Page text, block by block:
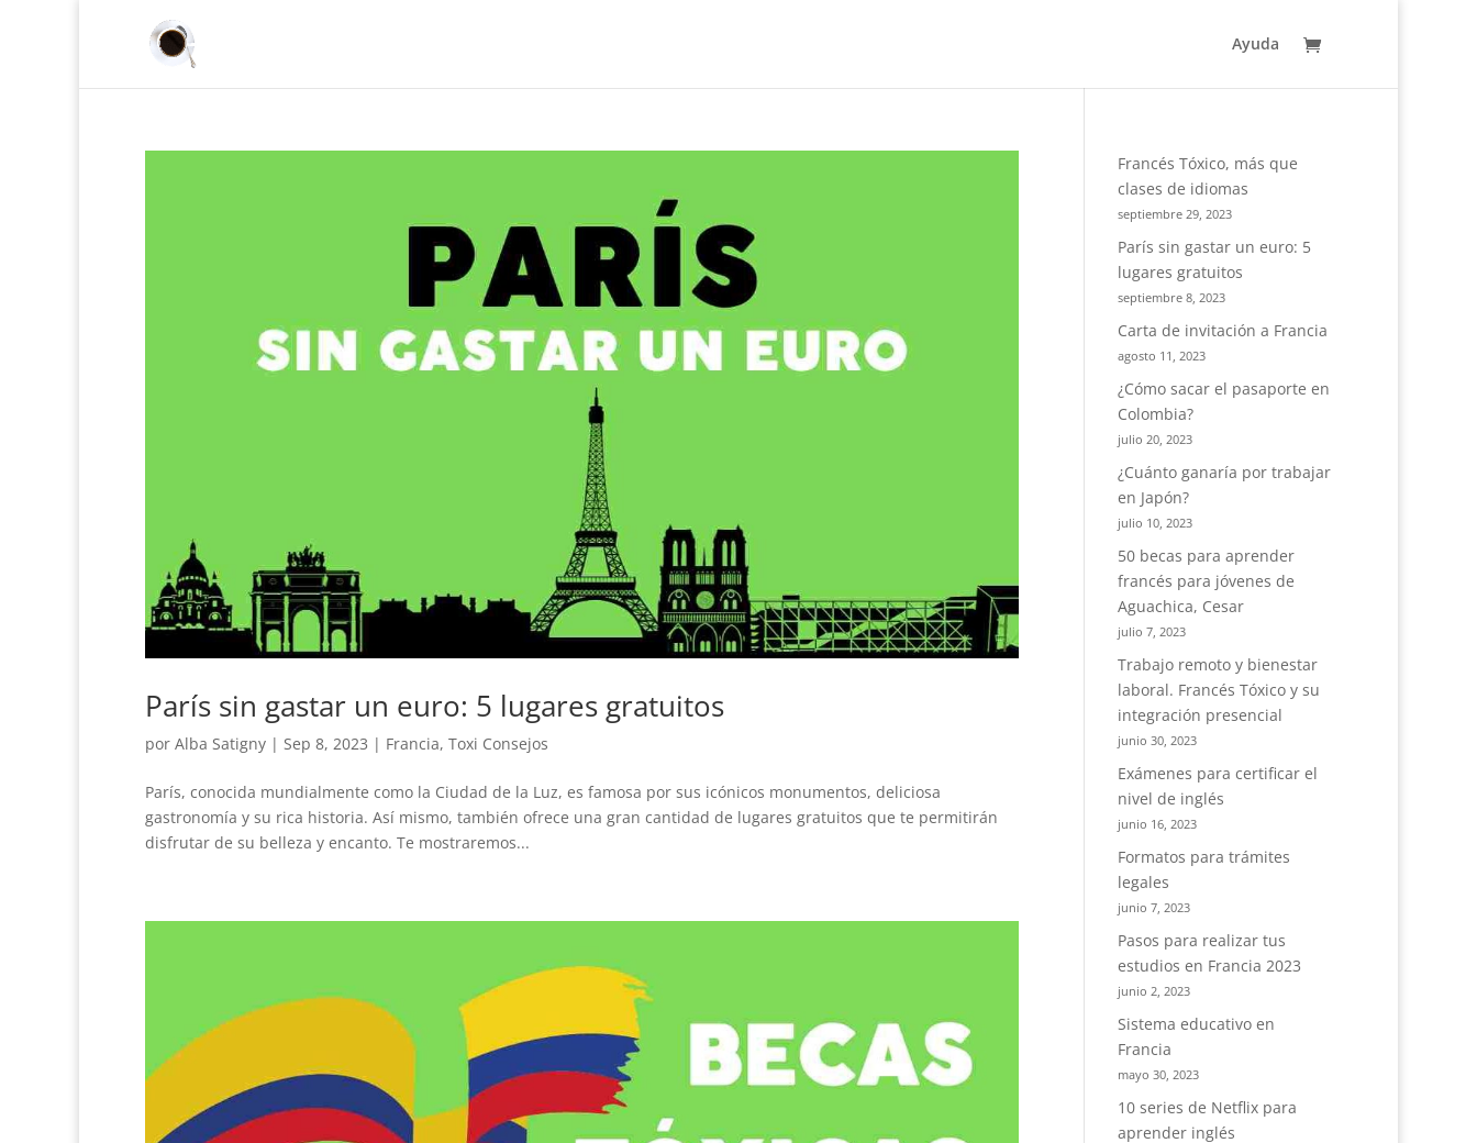
Ayuda
París sin gastar un euro: 5 lugares gratuitos
por Alba Satigny | Sep 8, 2023 | Francia, Toxi Consejos
París, conocida mundialmente como la Ciudad de la Luz, es famosa por sus icónicos monumentos, deliciosa
gastronomía y su rica historia. Así mismo, también ofrece una gran cantidad de lugares gratuitos que te permitirán
disfrutar de su belleza y encanto. Te mostraremos...
Francés Tóxico, más que
clases de idiomas
septiembre 29, 2023
París sin gastar un euro: 5
lugares gratuitos
septiembre 8, 2023
Carta de invitación a Francia
agosto 11, 2023
¿Cómo sacar el pasaporte en
Colombia?
julio 20, 2023
¿Cuánto ganaría por trabajar
en Japón?
julio 10, 2023
50 becas para aprender
francés para jóvenes de
Aguachica, Cesar
julio 7, 2023
Trabajo remoto y bienestar
laboral. Francés Tóxico y su
integración presencial
junio 30, 2023
Exámenes para certificar el
nivel de inglés
junio 16, 2023
Formatos para trámites
legales
junio 7, 2023
Pasos para realizar tus
estudios en Francia 2023
junio 2, 2023
Sistema educativo en
Francia
mayo 30, 2023
10 series de Netflix para
aprender inglés